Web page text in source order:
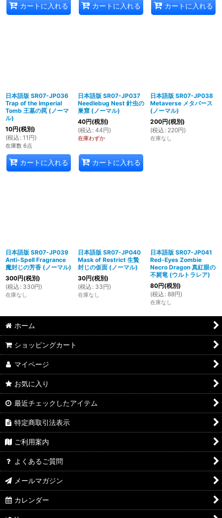
カートに入れる カートに入れる カートに入れる
日本語版 SR07-JP036
Trap of the Imperial
Tomb 王墓の罠 (ノーマ
ル)
10円(税別)
(税込 : 11 円)
在庫数 6点
カートに入れる
日本語版 SR07-JP037
Needlebug Nest 針虫の
巣窟 (ノーマル)
40円(税別)
(税込 : 44円)
在庫わずか
カートに入れる
日本語版 SR07-JP038
Metaverse メタバース
(ノーマル)
200円(税別)
(税込 : 220円)
在庫なし
日本語版 SR07-JP039
Anti-Spell Fragrance
魔封じの芳香 (ノーマル)
300円(税別)
(税込 : 330円)
在庫なし
日本語版 SR07-JP040
Mask of Restrict 生贄
封じの仮面 (ノーマル)
30円(税別)
(税込 : 33円)
在庫なし
日本語版 SR07-JP041
Red-Eyes Zombie
Necro Dragon 真紅眼の
不屍竜 (ウルトラレア)
80円(税別)
(税込 : 88円)
在庫なし
ホーム
ショッピングカート
マイページ
お気に入り
最近チェックしたアイテム
特定商取引法表示
ご利用案内
よくあるご質問
メールマガジン
カレンダー